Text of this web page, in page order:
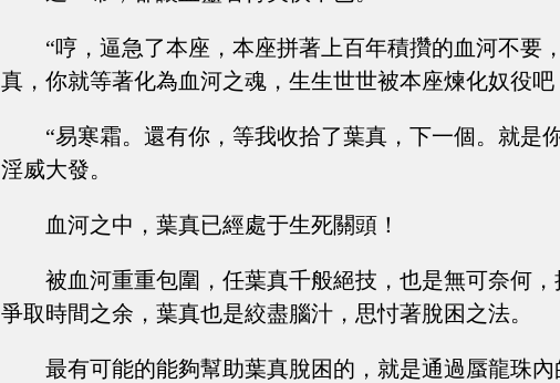
“哼，逼急了本座，本座拼著上百年積攢的血河不要
真，你就等著化為血河之魂，生生世世被本座煉化奴役吧
“易寒霜。還有你，等我收拾了葉真，下一個。就是
淫威大發。
血河之中，葉真已經處于生死關頭！
被血河重重包圍，任葉真千般絕技，也是無可奈何
爭取時間之余，葉真也是絞盡腦汁，思忖著脫困之法。
最有可能的能夠幫助葉真脫困的，就是通過蜃龍珠